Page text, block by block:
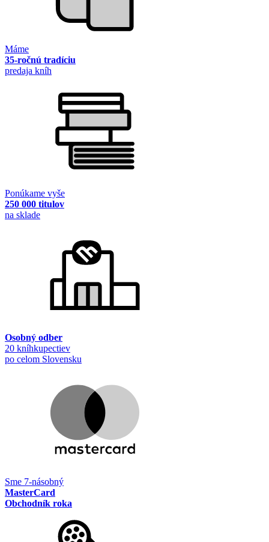
Máme
35-ročnú tradíciu
predaja kníh
Ponúkame vyše
250 000 titulov
na sklade
Osobný odber
20 kníhkupectiev
po celom Slovensku
Sme 7-násobný
MasterCard
Obchodník roka